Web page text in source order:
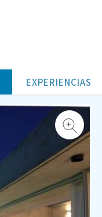
EXPERIENCIAS